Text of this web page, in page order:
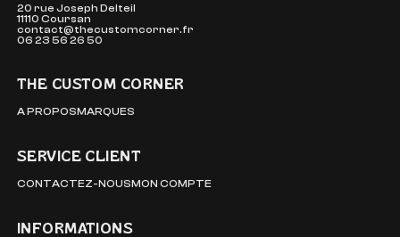
20 rue Joseph Delteil
11110 Coursan
contact@thecustomcorner.fr
06 23 56 26 50
THE CUSTOM CORNER
A PROPOSMARQUES
SERVICE CLIENT
CONTACTEZ-NOUSMON COMPTE
INFORMATIONS